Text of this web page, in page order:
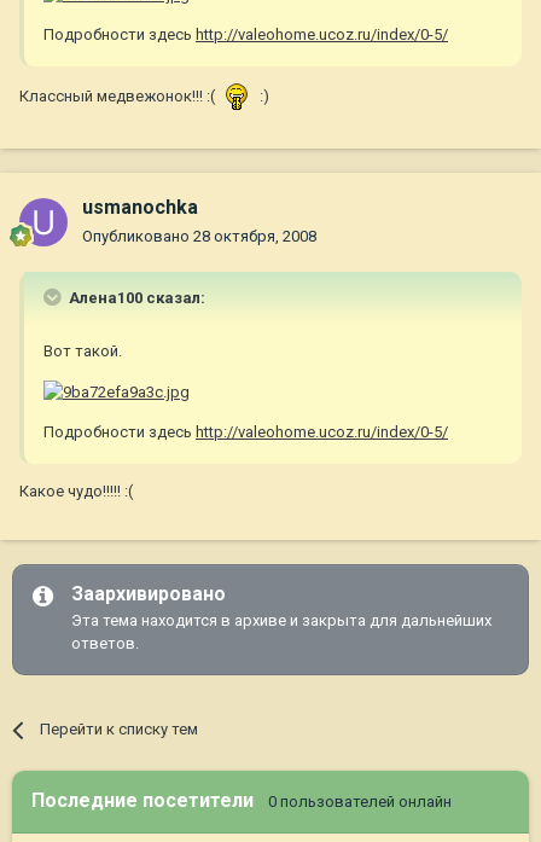
Подробности здесь http://valeohome.ucoz.ru/index/0-5/
Классный медвежонок!!! :( :)
usmanochka
Опубликовано 28 октября, 2008
Алена100 сказал:
Вот такой.
Подробности здесь http://valeohome.ucoz.ru/index/0-5/
Какое чудо!!!!! :(
Заархивировано
Эта тема находится в архиве и закрыта для дальнейших
ответов.
Перейти к списку тем
Последние посетители 0 пользователей онлайн